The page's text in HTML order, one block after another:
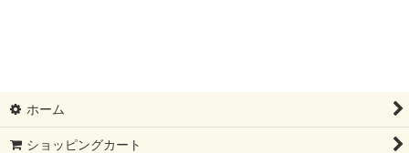
ホーム
ショッピングカート